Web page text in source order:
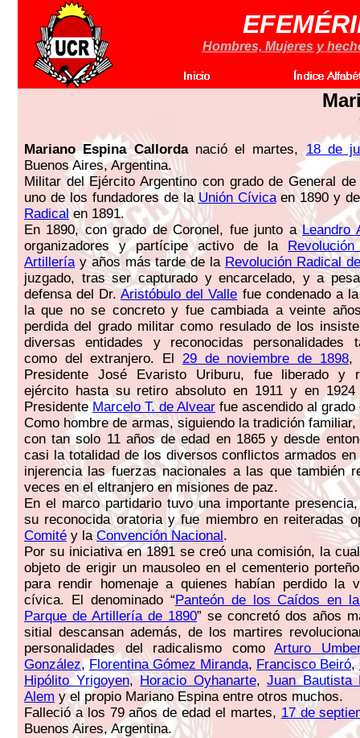
Hombres, Mujeres y
Mariano Espina Callordanació el martes,18 de
Buenos Aires, Argentina.
Militar del Ejército Argentino con grado de General
uno de los fundadores de la Unión Cívicaen 1890 y
Radicalen 1891.
En 1890, con grado de Coronel, fue junto aLeandro
organizadores y partícipe activo de la
Artilleríay años más tarde de la Revolución Radical
juzgado, tras ser capturado y encarcelado, y a
defensa del Dr.Aristóbulo del Valle fue condenado a
la que no se concreto y fue cambiada a veinte
perdida del grado militar como resulado de los
diversas entidades y reconocidas personalidades
como del extranjero. El 29 de noviembre de 1898,
Presidente José Evaristo Uriburu, fue liberado y
ejército hasta su retiro absoluto en 1911 y en
PresidenteMarcelo T. de Alvear fue ascendido al grado
Como hombre de armas, siguiendo la tradición
con tan solo 11 años de edad en 1865 y desde
casi la totalidad de los diversos conflictos armados
injerencia las fuerzas nacionales a las que también
veces en el eltranjero en misiones de paz.
En el marco partidario tuvo una importante
su reconocida oratoria y fue miembro en reiteradas
Comité y laConvención Nacional.
Por su iniciativa en 1891 se creó una comisión, la
objeto de erigir un mausoleo en el cementerio
para rendir homenaje a quienes habían perdido la
cívica. El denominado “Panteón de los Caídos en
Parque de Artillería de 1890” se concretó dos años
sitial descansan además, de los martires
personalidades del radicalismo comoArturo
González,Florentina Gómez Miranda, Francisco Beiró,
Hipólito Yrigoyen,Horacio Oyhanarte,Juan Bautista
Alem y el propio Mariano Espina entre otros muchos.
Falleció a los 79 años de edad el martes, 17 de
Buenos Aires, Argentina.